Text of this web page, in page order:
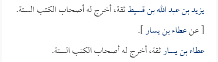
يزيد بن عبد الله بن قسيطثقة، أخرج له أصحاب الكتب الستة.
[ عنعطاء بن يسار].
عطاء بن يسارثقة، أخرج له أصحاب الكتب الستة.